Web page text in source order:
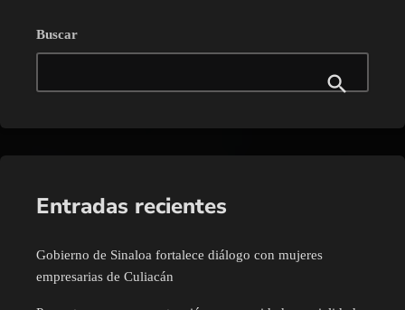
Buscar
Entradas recientes
Gobierno de Sinaloa fortalece diálogo con mujeres
empresarias de Culiacán